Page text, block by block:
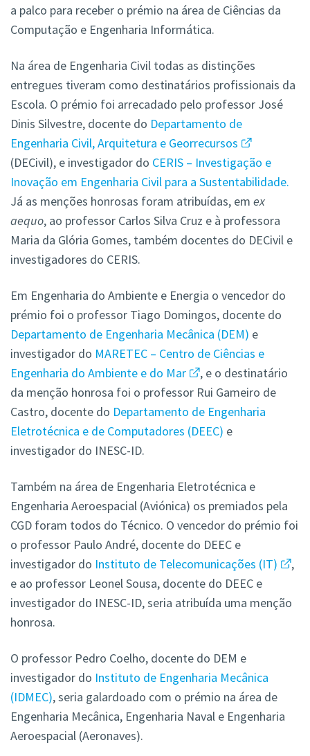
a palco para receber o prémio na área de Ciências da
Computação e Engenharia Informática.
Na área de Engenharia Civil todas as distinções
entregues tiveram como destinatários profissionais da
Escola. O prémio foi arrecadado pelo professor José
Dinis Silvestre, docente do Departamento de
Engenharia Civil, Arquitetura e Georrecursos
(DECivil), e investigador do CERIS – Investigação e
Inovação em Engenharia Civil para a Sustentabilidade.
Já as menções honrosas foram atribuídas, em ex
aequo, ao professor Carlos Silva Cruz e à professora
Maria da Glória Gomes, também docentes do DECivil e
investigadores do CERIS.
Em Engenharia do Ambiente e Energia o vencedor do
prémio foi o professor Tiago Domingos, docente do
Departamento de Engenharia Mecânica (DEM) e
investigador do MARETEC – Centro de Ciências e
Engenharia do Ambiente e do Mar
, e o destinatário
da menção honrosa foi o professor Rui Gameiro de
Castro, docente do Departamento de Engenharia
Eletrotécnica e de Computadores (DEEC) e
investigador do INESC-ID.
Também na área de Engenharia Eletrotécnica e
Engenharia Aeroespacial (Aviónica) os premiados pela
CGD foram todos do Técnico. O vencedor do prémio foi
o professor Paulo André, docente do DEEC e
investigador do Instituto de Telecomunicações (IT)
,
e ao professor Leonel Sousa, docente do DEEC e
investigador do INESC-ID, seria atribuída uma menção
honrosa.
O professor Pedro Coelho, docente do DEM e
investigador do Instituto de Engenharia Mecânica
(IDMEC), seria galardoado com o prémio na área de
Engenharia Mecânica, Engenharia Naval e Engenharia
Aeroespacial (Aeronaves).